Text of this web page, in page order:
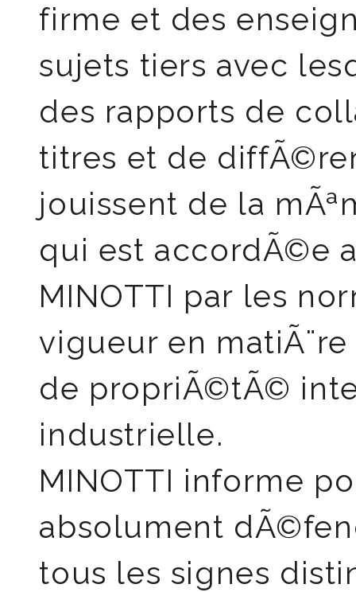
firme et des
sujets tiers avec
des rapports de
titres et de
jouissent de la
qui est accordÃ©e
MINOTTI par les
vigueur en
de propriÃ©tÃ©
industrielle.
MINOTTI informe
absolument
tous les signes